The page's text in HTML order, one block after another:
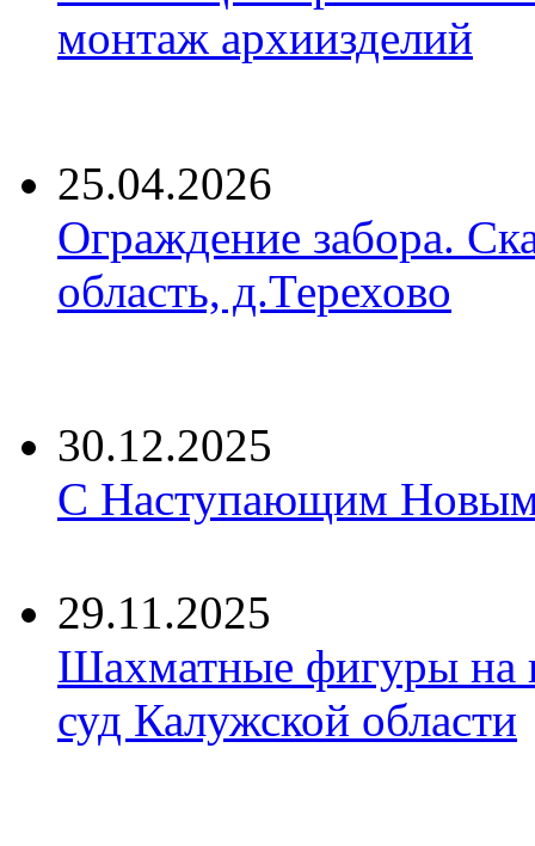
монтаж архиизделий
25.04.2026
Ограждение забора.
область, д.Терехово
30.12.2025
С Наступающим Новым
29.11.2025
Шахматные фигуры на
суд Калужской области